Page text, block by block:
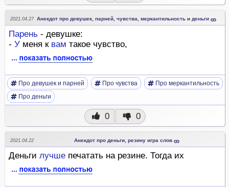
2021.04.27 Анекдот про девушек, парней, чувства, меркантильность и деньги
Парень - девушке:
- У меня к вам такое чувство,
Про девушек и парней Про чувства
Про меркантильность
Про деньги
0 0
2021.04.22 Анекдот про деньги, резину игра слов
Деньги лучше печатать на резине. Тогда их